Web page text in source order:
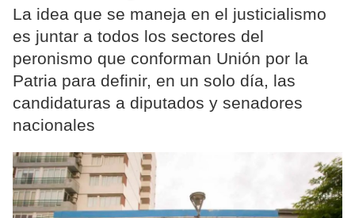
La idea que se maneja en el justicialismo
es juntar a todos los sectores del
peronismo que conforman Unión por la
Patria para definir, en un solo día, las
candidaturas a diputados y senadores
nacionales